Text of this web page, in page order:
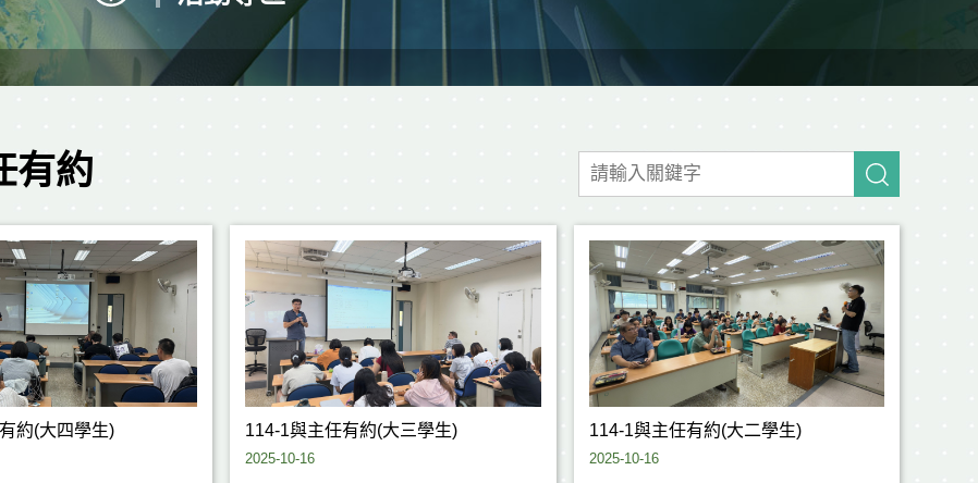
有約
約(大四學生) 114-1與主任有約(大三學生)
2025-10-16
114-1與主任有約(大二學生)
2025-10-16